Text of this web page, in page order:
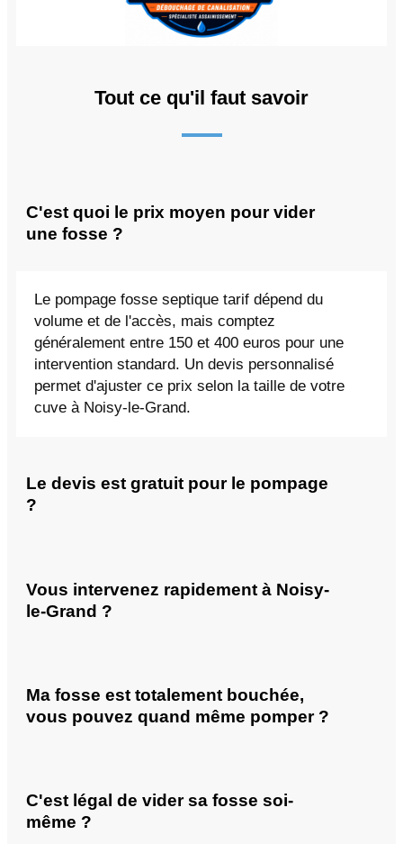
Tout ce qu'il faut savoir
C'est quoi le prix moyen pour vider
une fosse ?
Le pompage fosse septique tarif dépend du
volume et de l'accès, mais comptez
généralement entre 150 et 400 euros pour une
intervention standard. Un devis personnalisé
permet d'ajuster ce prix selon la taille de votre
cuve à Noisy-le-Grand.
Le devis est gratuit pour le pompage
?
Vous intervenez rapidement à Noisy-
le-Grand ?
Ma fosse est totalement bouchée,
vous pouvez quand même pomper ?
C'est légal de vider sa fosse soi-
même ?